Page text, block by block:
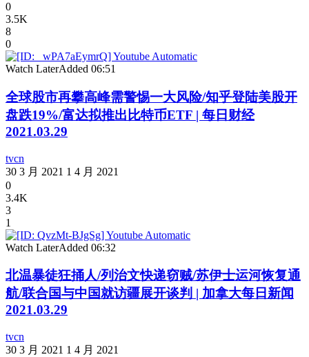
0
3.5K
8
0
Watch LaterAdded 06:51
全球股市再攀高峰需警惕一大风险/知乎登陆美股开
盘跌19%/富达拟推出比特币ETF | 每日财经
2021.03.29
tvcn
30 3 月 2021 1 4 月 2021
0
3.4K
3
1
Watch LaterAdded 06:32
北温暴徒狂捅人/列治文快递窃贼/苏伊士运河恢复通
航/联合国与中国就访疆展开谈判 | 加拿大每日新闻
2021.03.29
tvcn
30 3 月 2021 1 4 月 2021